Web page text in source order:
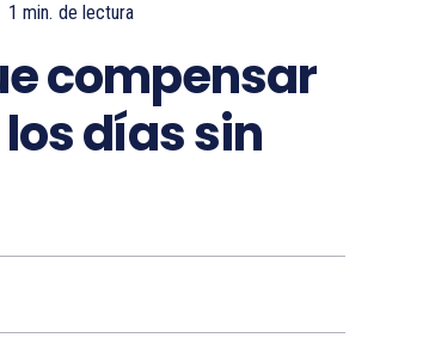
1 min. de lectura
compensar
días sin